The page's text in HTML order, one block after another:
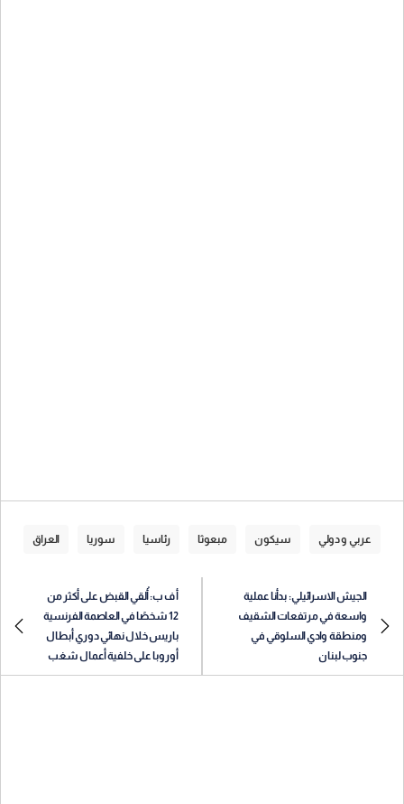
عربي و دولي سيكون مبعوثا رئاسيا سوريا العراق
الجيش الاسرائيلي: بدأنا عملية
واسعة في مرتفعات الشقيف
ومنطقة وادي السلوقي في
جنوب لبنان
أ ف ب: أُلقي القبض على أكثر من
12 شخصًا في العاصمة الفرنسية
باريس خلال نهائي دوري أبطال
أوروبا على خلفية أعمال شغب